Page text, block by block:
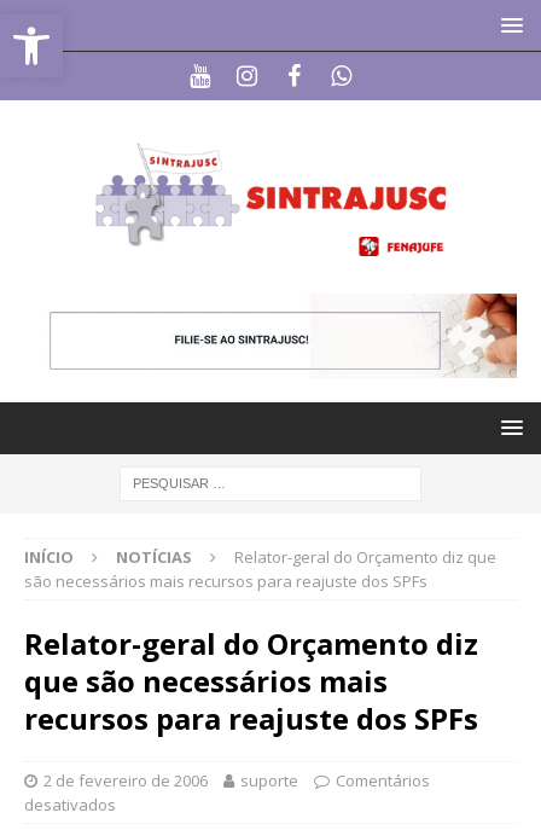
Abrir a barra de ferramentas
INÍCIO NOTÍCIAS
Relator-geral do Orçamento diz que
são necessários mais recursos para reajuste dos SPFs
Relator-geral do Orçamento diz
que são necessários mais
recursos para reajuste dos SPFs
2 de fevereiro de 2006 suporte
Comentários
desativados